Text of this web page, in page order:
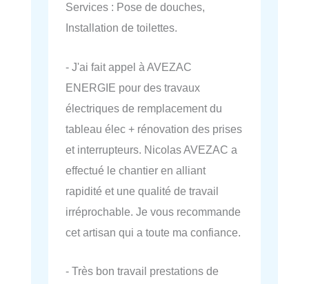
Services : Pose de douches,
Installation de toilettes.
- J'ai fait appel à AVEZAC
ENERGIE pour des travaux
électriques de remplacement du
tableau élec + rénovation des prises
et interrupteurs. Nicolas AVEZAC a
effectué le chantier en alliant
rapidité et une qualité de travail
irréprochable. Je vous recommande
cet artisan qui a toute ma confiance.
- Très bon travail prestations de